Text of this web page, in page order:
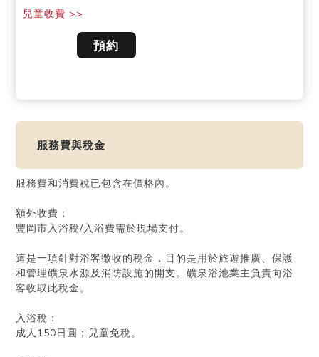
兒童收費 >>
預約
服務費與稅金
服務費和消費稅已包含在價格內。
額外收費：
豐岡市入浴稅/入浴費需於現場支付。
這是一項針對浴客徵收的稅金，目的是用於旅遊推廣、保護
和管理礦泉水源及消防設施的開支。礦泉浴池業主負責向浴
客收取此稅金。
入浴稅：
成人150日圓；兒童免稅。